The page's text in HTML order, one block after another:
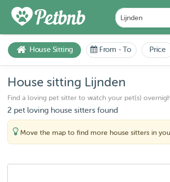
House Sitting From -To Price
House sitting Lijnden
Find a loving pet sitter to watch your pet(s)
2 pet loving house sitters found
Move the map to find more house sitters in